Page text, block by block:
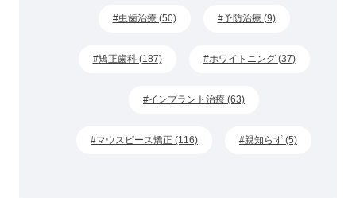
虫歯治療 (50) 予防治療 (9)
矯正歯科 (187) ホワイトニング (37)
インプラント治療 (63)
マウスピース矯正 (116) 親知らず (5)